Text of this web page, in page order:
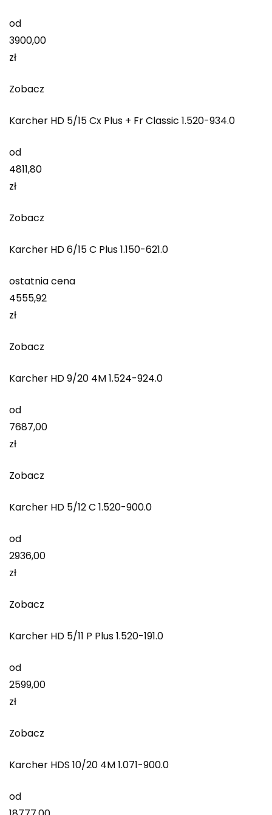
od
3900,00
zł
Zobacz
Karcher HD 5/15 Cx Plus + Fr Classic 1.520-934.0
od
4811,80
zł
Zobacz
Karcher HD 6/15 C Plus 1.150-621.0
ostatnia cena
4555,92
zł
Zobacz
Karcher HD 9/20 4M 1.524-924.0
od
7687,00
zł
Zobacz
Karcher HD 5/12 C 1.520-900.0
od
2936,00
zł
Zobacz
Karcher HD 5/11 P Plus 1.520-191.0
od
2599,00
zł
Zobacz
Karcher HDS 10/20 4M 1.071-900.0
od